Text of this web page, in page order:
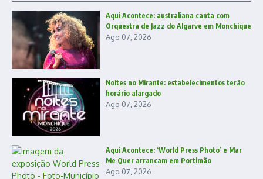
Aqui Acontece: australiana canta com
Orquestra de Jazz do Algarve em Monchique
Ago 07, 2026
Noites no Mirante: estabelecimentos terão
horário alargado
Ago 07, 2026
Aqui Acontece: ‘World Press Photo’ e Mar
Me Quer arrancam em Portimão
Ago 07, 2026